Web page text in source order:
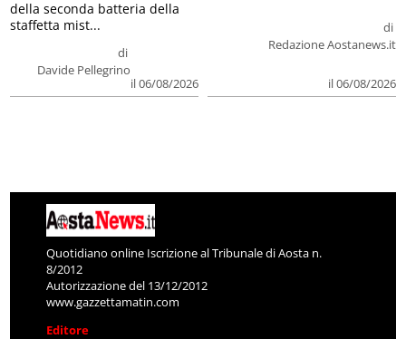
di
Davide Pellegrino
il 06/08/2026
della seconda batteria della
staffetta mist...
di
Redazione Aostanews.it
il 06/08/2026
Quotidiano online Iscrizione al Tribunale di Aosta n.
8/2012
Autorizzazione del 13/12/2012
www.gazzettamatin.com
Editore